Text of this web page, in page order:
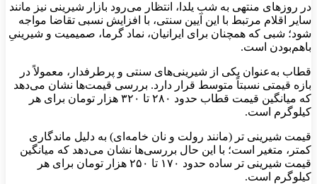
در روزهای منتهی به شب یلدا، انتظار می‌رود بازار شیرینی نیز مانند
سایر اقلام مرتبط با این آیین سنتی، با افزایش نسبی تقاضا مواجه
شود؛ شبی که همچنان برای ایرانیان، نماد گرما، صمیمیت و شیرینیِ
باهم‌بودن است.
قطاب به‌عنوان یکی از شیرینی‌های سنتی و پرطرفدار، معمولاً در
بازه قیمتی نسبتاً متوسط قرار دارد. بررسی قیمت‌ها نشان می‌دهد
که میانگین قیمت قطاب حدود ۲۸۰ تا ۳۲۰ هزار تومان برای هر
کیلوگرم است.
قیمت شیرینی تر (مانند رولت و نان خامه‌ای) به دلیل ماندگاری
کمتر، متغیر است؛ با این حال بررسی‌ها نشان می‌دهد که میانگین
قیمت شیرینی تر ساده حدود ۱۷۰ تا ۲۵۰ هزار تومان برای هر
کیلوگرم است.